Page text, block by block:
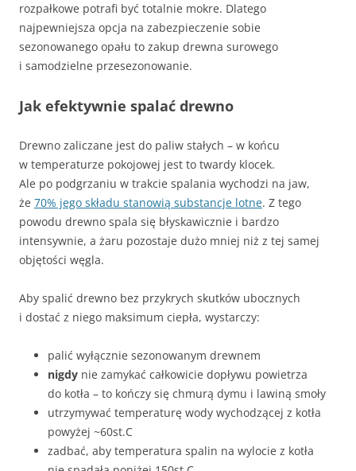
rozpałkowe potrafi być totalnie mokre. Dlatego
najpewniejsza opcja na zabezpieczenie sobie
sezonowanego opału to zakup drewna surowego
i samodzielne przesezonowanie.
Jak efektywnie spalać drewno
Drewno zaliczane jest do paliw stałych – w końcu
w temperaturze pokojowej jest to twardy klocek.
Ale po podgrzaniu w trakcie spalania wychodzi na jaw,
że 70% jego składu stanowią substancje lotne. Z tego
powodu drewno spala się błyskawicznie i bardzo
intensywnie, a żaru pozostaje dużo mniej niż z tej samej
objętości węgla.
Aby spalić drewno bez przykrych skutków ubocznych
i dostać z niego maksimum ciepła, wystarczy:
palić wyłącznie sezonowanym drewnem
nigdy nie zamykać całkowicie dopływu powietrza
do kotła – to kończy się chmurą dymu i lawiną smoły
utrzymywać temperaturę wody wychodzącej z kotła
powyżej ~60st.C
zadbać, aby temperatura spalin na wylocie z kotła